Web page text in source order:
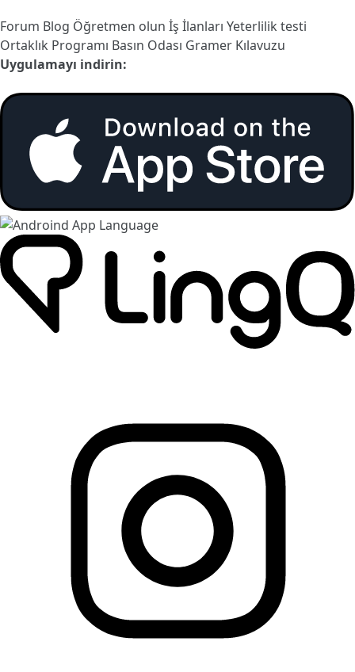
Forum Blog Öğretmen olun İş İlanları Yeterlilik testi
Ortaklık Programı Basın Odası Gramer Kılavuzu
Uygulamayı indirin: